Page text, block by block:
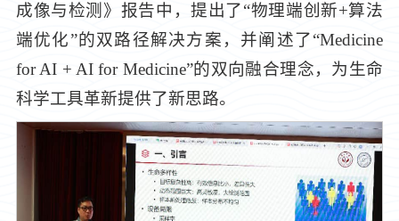
成像与检测》报告中，提出了“物理端创新+算法
端优化”的双路径解决方案，并阐述了“Medicine
for AI + AI for Medicine”的双向融合理念，为生命
科学工具革新提供了新思路。